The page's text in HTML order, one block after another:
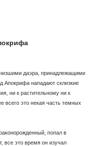
даэра, принадлежащими
Апокрифа нападают склизкие
ни к растительному ни к
это некая часть темных
попал в
все это время он изучал